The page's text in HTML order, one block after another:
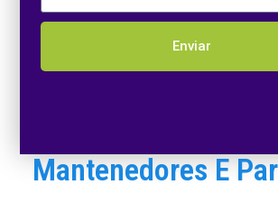
Enviar
Mantenedores E